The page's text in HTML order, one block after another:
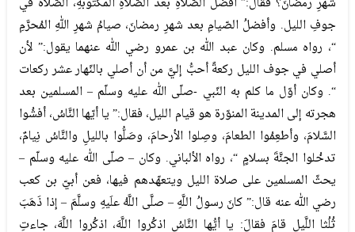
جوفِ الليل. وأفضلُ الصّيامِ بعد شهرِ رمضانَ، صيامُ شهرِ اللهِ المُحرَّمِ
“، رواه مسلم. وكان عبد الله بن عمرو رضي الله عنهما يقول:” لأن
أصلي في جوف الليل ركعةً أحبُّ إليَّ من أن أصلي بالنّهار عشر ركعات
“. وكان أوّل ما كلم به النّبي -صلّى الله عليه وسلّم – المسلمين بعد
هجرته إلى المدينة المنوّرة هو قيام الليل، فقال:” يا أيّها النَّاسُ، أفشُوا
السَّلامَ، وأطعِمُوا الطعامَ، وصِلوا الأرحامَ، وصَلُّوا بالليلِ والنَّاسُ نِيامٌ،
تدخُلوا الجنَّةَ بسلامٍ “، رواه الألباني. وكان – صلّى الله عليه وسلّم –
يحثّ المسلمين على صلاة الليل ويتعهّدهم فيها، فعن أبيّ بن كعب
رضي الله عنه قال:” كانَ رسولُ اللَّهِ – صلَّى اللَّهُ علَيهِ وسلَّمَ – إذا ذَهَبَ
ثُلُثا اللَّيلِ قامَ فقالَ: يا أيُّها النَّاسُ اذكُروا اللَّهَ، اذكُروا اللَّهَ، جاءتِ